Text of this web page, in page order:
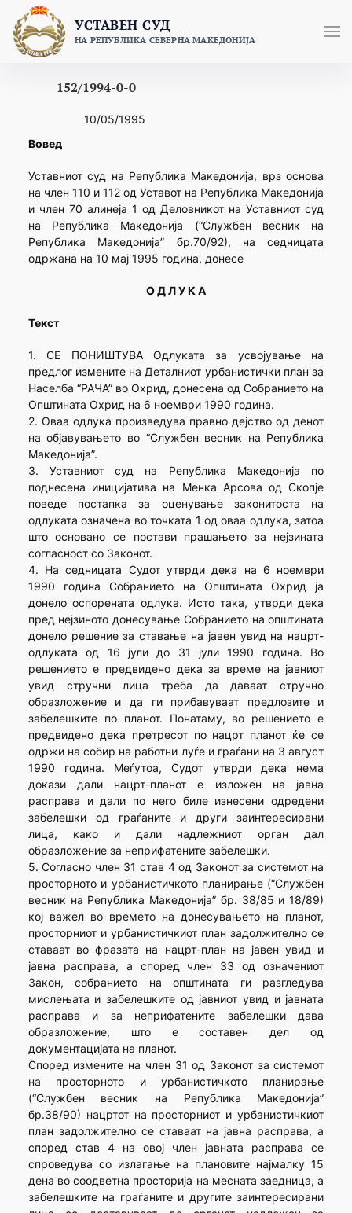
content
УСТАВЕН СУД
НА РЕПУБЛИКА СЕВЕРНА МАКЕДОНИЈА
152/1994-0-0
10/05/1995
Вовед
Уставниот суд на Република Македонија, врз основа
на член 110 и 112 од Уставот на Република Македонија
и член 70 алинеја 1 од Деловникот на Уставниот суд
на Република Македонија (“Службен весник на
Република Македонија” бр.70/92), на седницата
одржана на 10 мај 1995 година, донесе
О Д Л У К А
Текст
1. СЕ ПОНИШТУВА Одлуката за усвојување на
предлог измените на Деталниот урбанистички план за
Населба “РАЧА” во Охрид, донесена од Собранието на
Општината Охрид на 6 ноември 1990 година.
2. Оваа одлука произведува правно дејство од денот
на објавувањето во “Службен весник на Република
Македонија”.
3. Уставниот суд на Република Македонија по
поднесена иницијатива на Менка Арсова од Скопје
поведе постапка за оценување законитоста на
одлуката означена во точката 1 од оваа одлука, затоа
што основано се постави прашањето за нејзината
согласност со Законот.
4. На седницата Судот утврди дека на 6 ноември
1990 година Собранието на Општината Охрид ја
донело оспорената одлука. Исто така, утврди дека
пред нејзиното донесување Собранието на општината
донело решение за ставање на јавен увид на нацрт-
одлуката од 16 јули до 31 јули 1990 година. Во
решението е предвидено дека за време на јавниот
увид стручни лица треба да даваат стручно
образложение и да ги прибавуваат предлозите и
забелешките по планот. Понатаму, во решението е
предвидено дека претресот по нацрт планот ќе се
одржи на собир на работни луѓе и граѓани на 3 август
1990 година. Меѓутоа, Судот утврди дека нема
докази дали нацрт-планот е изложен на јавна
расправа и дали по него биле изнесени одредени
забелешки од граѓаните и други заинтересирани
лица, како и дали надлежниот орган дал
образложение за неприфатените забелешки.
5. Согласно член 31 став 4 од Законот за системот на
просторното и урбанистичкото планирање (“Службен
весник на Република Македонија” бр. 38/85 и 18/89)
кој важел во времето на донесувањето на планот,
просторниот и урбанистичкиот план задолжително се
ставаат во фразата на нацрт-план на јавен увид и
јавна расправа, а според член 33 од означениот
Закон, собранието на општината ги разгледува
мислењата и забелешките од јавниот увид и јавната
расправа и за неприфатените забелешки дава
образложение, што е составен дел од
документацијата на планот.
Според измените на член 31 од Законот за системот
на просторното и урбанистичкото планирање
(“Службен весник на Република Македонија”
бр.38/90) нацртот на просторниот и урбанистичкиот
план задолжително се ставаат на јавна расправа, а
според став 4 на овој член јавната расправа се
спроведува со излагање на плановите најмалку 15
дена во соодветна просторија на месната заедница, а
забелешките на граѓаните и другите заинтересирани